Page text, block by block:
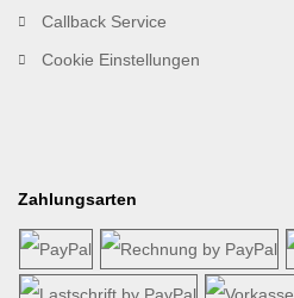
Callback Service
Cookie Einstellungen
Zahlungsarten